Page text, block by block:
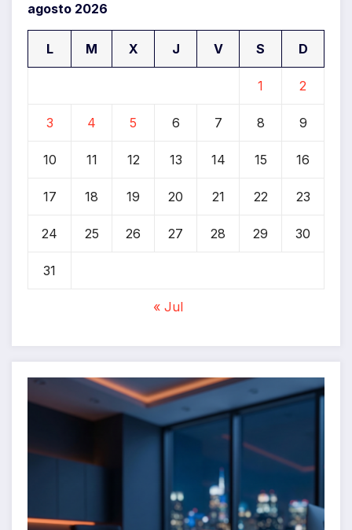
agosto 2026
L M X J V S D
1 2
3 4 5 6 7 8 9
10 11 12 13 14 15 16
17 18 19 20 21 22 23
24 25 26 27 28 29 30
31
« Jul